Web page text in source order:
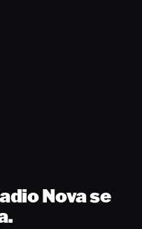
Nova se